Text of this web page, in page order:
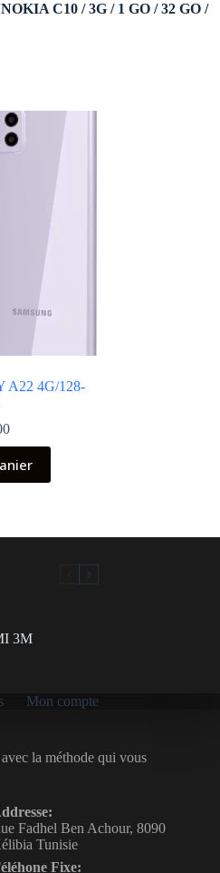
C10 / 3G / 1 GO / 32 GO /
A22 4G/128-
3M
Mon compte
la méthode qui vous
Fadhel Ben Achour, 8090
Tunisie
Fixe: